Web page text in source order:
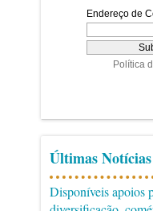
Últimas Notícias
Disponíveis apoios